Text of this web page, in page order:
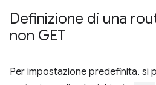
Definizione di una
non GET
Per impostazione predefinita, si